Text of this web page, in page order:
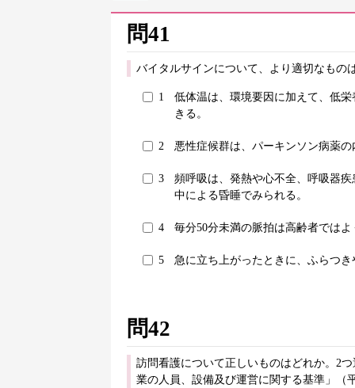
問41
バイタルサインについて、より適切なもの
1
低体温は、環境要因に加えて、低
きる。
2 悪性症候群は、パーキンソン病薬
3
頻呼吸は、発熱や心不全、呼吸器
中による昏睡でみられる。
4 毎分50分未満の脈拍は高齢者では
5 急に立ち上がったときに、ふらつ
問42
訪問看護について正しいものはどれか。2
業の人員、設備及び運営に関する基準」（